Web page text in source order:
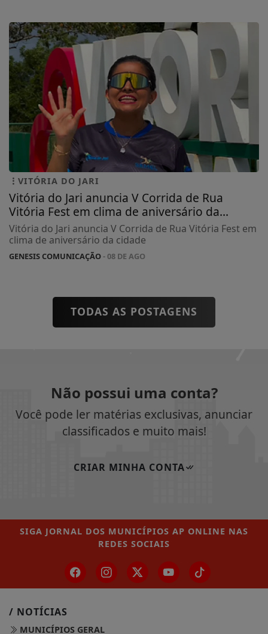
VITÓRIA DO JARI
Vitória do Jari anuncia V Corrida de Rua
Vitória Fest em clima de aniversário da...
Vitória do Jari anuncia V Corrida de Rua Vitória Fest em
clima de aniversário da cidade
GENESIS COMUNICAÇÃO- 08 DE AGO
TODAS AS POSTAGENS
Não possui uma conta?
Você pode ler matérias exclusivas, anunciar
classificados e muito mais!
CRIAR MINHA CONTA
SIGA JORNAL DOS MUNICÍPIOS AP ONLINE NAS
REDES SOCIAIS
/ NOTÍCIAS
MUNICÍPIOS GERAL